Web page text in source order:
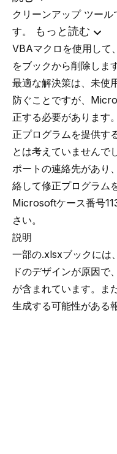
クリーンアップ ツー
す。
もっと読む
VBAマクロを使用して
をブックから削除しま
最適な解決策は、未使
防ぐことですが、
正する必要があります
正プログラムを提供す
とは考えていません
ポートの連絡先があり
絡して修正プログラム
Microsoftケース番号
さい。
説明
一部の.xlsxブックには
ドのデザインが原因で
が含まれています。ま
生成する可能性がある